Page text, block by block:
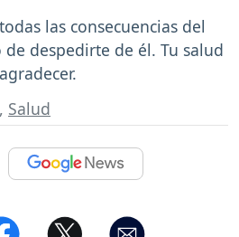
las consecuencias del
despedirte de él. Tu salud
, Salud